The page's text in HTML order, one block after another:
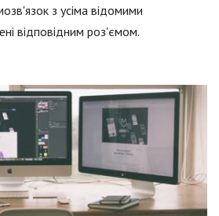
з усіма відомими
відповідним роз'ємом.